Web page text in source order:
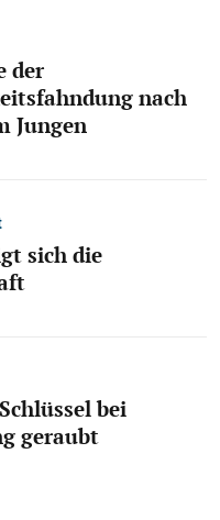
der
nach
Jungen
sich die
bei
geraubt